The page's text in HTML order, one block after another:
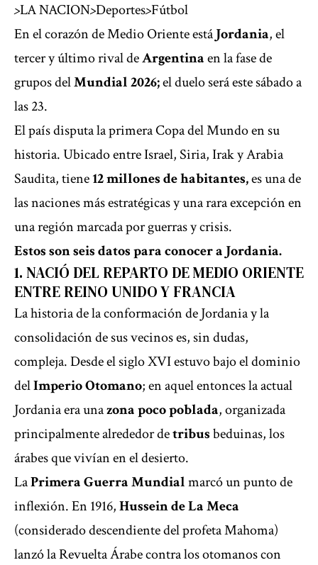
>LA NACION>Deportes>Fútbol
En el corazón de Medio Oriente estáJordania, el
tercer y último rival deArgentinaen la fase de
grupos delMundial 2026;el duelo será este sábado a
las 23.
El país disputa la primera Copa del Mundo en su
historia. Ubicado entre Israel, Siria, Irak y Arabia
Saudita, tiene12 millones de habitantes,es una de
las naciones más estratégicas y una rara excepción en
una región marcada por guerras y crisis.
Estos son seis datos para conocer a Jordania.
1. NACIÓ DEL REPARTO DE MEDIO ORIENTE
ENTRE REINO UNIDO Y FRANCIA
La historia de la conformación de Jordania y la
consolidación de sus vecinos es, sin dudas,
compleja. Desde el siglo XVI estuvo bajo el dominio
delImperio Otomano; en aquel entonces la actual
Jordania era unazona poco poblada, organizada
principalmente alrededor detribusbeduinas, los
árabes que vivían en el desierto.
LaPrimera Guerra Mundialmarcó un punto de
inflexión. En 1916,Hussein de La Meca
(considerado descendiente del profeta Mahoma)
lanzó la Revuelta Árabe contra los otomanos con